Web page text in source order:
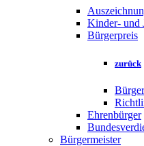
Kinder- und
Bürgerpreis
zurück
Ehrenbürger
Bürgermeister